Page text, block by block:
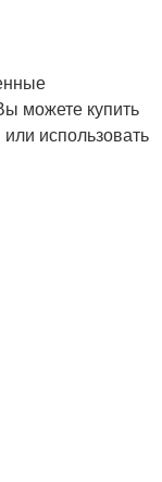
можете купить
использовать